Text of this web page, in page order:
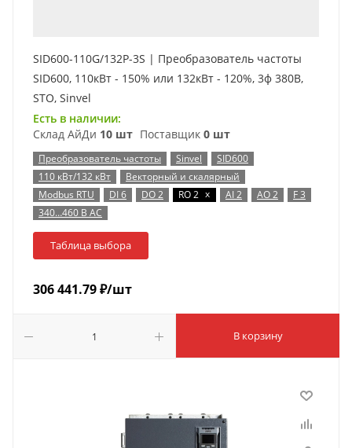
SID600-110G/132P-3S | Преобразователь частоты
SID600, 110кВт - 150% или 132кВт - 120%, 3ф 380В,
STO, Sinvel
Есть в наличии:
Склад АйДи 10 шт Поставщик 0 шт
Преобразователь частоты Sinvel
SID600
110 кВт/132 кВт
Векторный и скалярный
Modbus RTU
DI 6 DO 2 RO 2 x AI 2 AO 2
F 3
340…460 В AC
Таблица выбора
306 441.79₽/шт
В корзину